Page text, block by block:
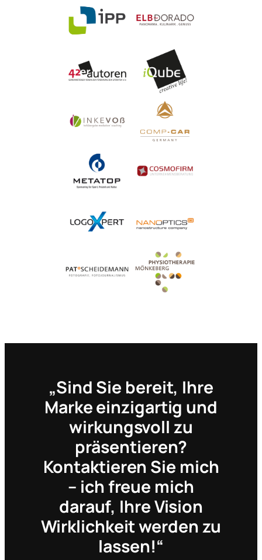
„Sind Sie bereit, Ihre
Marke einzigartig und
wirkungsvoll zu
präsentieren?
Kontaktieren Sie mich
– ich freue mich
darauf, Ihre Vision
Wirklichkeit werden zu
lassen!“